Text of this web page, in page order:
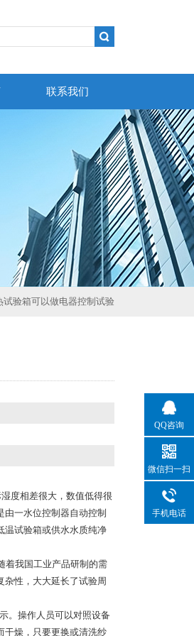
联系我们
试验箱可以做电器控制试验
度相差很大，数值低得很
一水位控制器自动控制
温试验箱或供水水质纯净
我国工业产品研制的需
性，大大延长了试验周
。操作人员可以对照设备
干燥，只要更换或清洗纱
QQ咨询
微信扫一扫
手机电话